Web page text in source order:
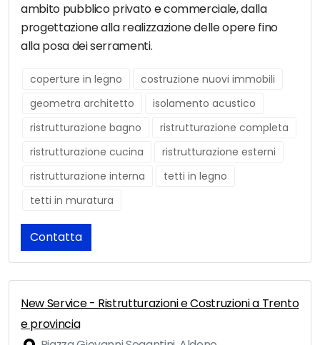
ambito pubblico privato e commerciale, dalla
progettazione alla realizzazione delle opere fino
alla posa dei serramenti.
coperture in legno
costruzione nuovi immobili
geometra architetto
isolamento acustico
ristrutturazione bagno
ristrutturazione completa
ristrutturazione cucina
ristrutturazione esterni
ristrutturazione interna
tetti in legno
tetti in muratura
Contatta
New Service - Ristrutturazioni e Costruzioni a Trento
e provincia